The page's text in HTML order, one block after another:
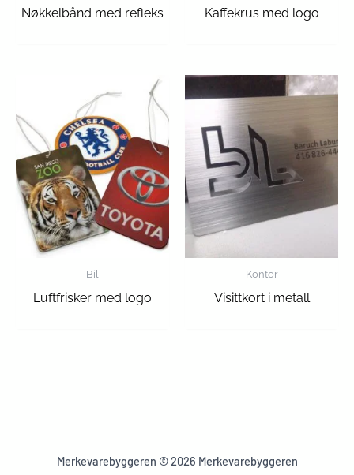
Nøkkelbånd med refleks Kaffekrus med logo
Bil
Luftfrisker med logo
Kontor
Visittkort i metall
Merkevarebyggeren © 2026 Merkevarebyggeren